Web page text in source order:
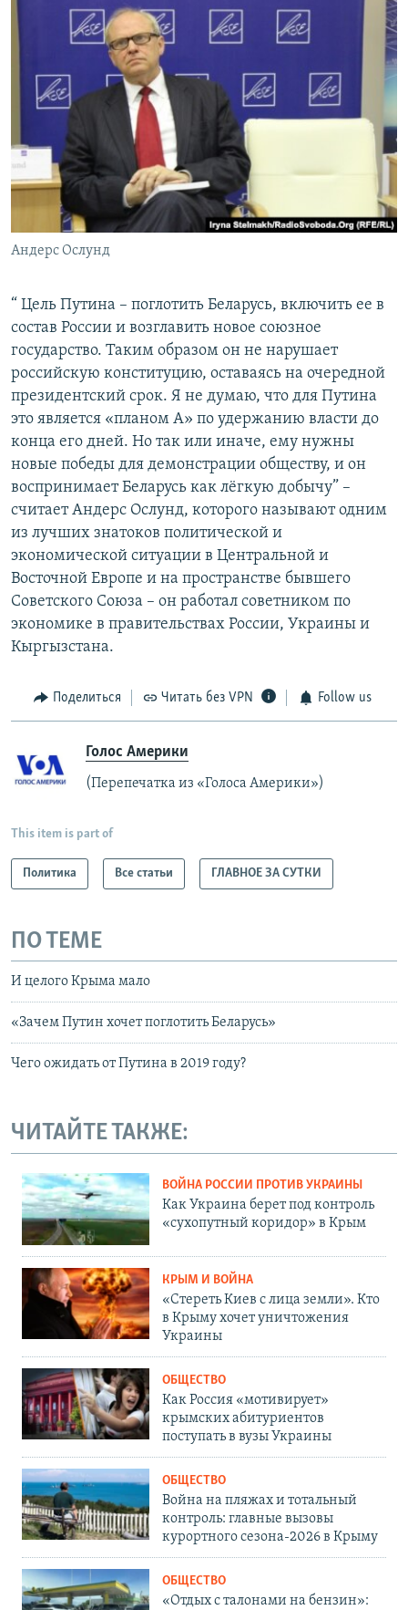
Андерс Ослунд
“ Цель Путина – поглотить Беларусь, включить ее в
состав России и возглавить новое союзное
государство. Таким образом он не нарушает
российскую конституцию, оставаясь на очередной
президентский срок. Я не думаю, что для Путина
это является «планом А» по удержанию власти до
конца его дней. Но так или иначе, ему нужны
новые победы для демонстрации обществу, и он
воспринимает Беларусь как лёгкую добычу” –
считает Андерс Ослунд, которого называют одним
из лучших знатоков политической и
экономической ситуации в Центральной и
Восточной Европе и на пространстве бывшего
Советского Союза – он работал советником по
экономике в правительствах России, Украины и
Кыргызстана.
Поделиться Читать без VPN Follow us
Голос Америки
(Перепечатка из «Голоса Америки»)
This item is part of
Политика Все статьи ГЛАВНОЕ ЗА СУТКИ
ПО ТЕМЕ
И целого Крыма мало
«Зачем Путин хочет поглотить Беларусь»
Чего ожидать от Путина в 2019 году?
ЧИТАЙТЕ ТАКЖЕ:
ВОЙНА РОССИИ ПРОТИВ УКРАИНЫ
Как Украина берет под контроль
«сухопутный коридор» в Крым
КРЫМ И ВОЙНА
«Стереть Киев с лица земли». Кто
в Крыму хочет уничтожения
Украины
ОБЩЕСТВО
Как Россия «мотивирует»
крымских абитуриентов
поступать в вузы Украины
ОБЩЕСТВО
Война на пляжах и тотальный
контроль: главные вызовы
курортного сезона-2026 в Крыму
ОБЩЕСТВО
«Отдых с талонами на бензин»: